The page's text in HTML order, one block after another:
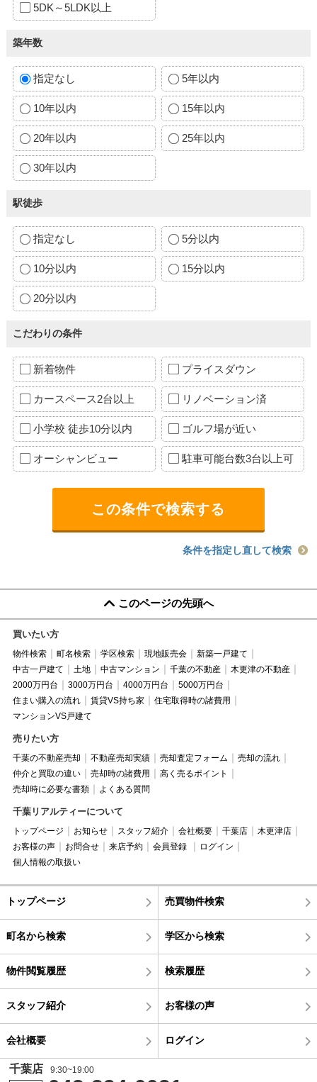
5DK～5LDK以上
築年数
指定なし 5年以内
10年以内 15年以内
20年以内 25年以内
30年以内
駅徒歩
指定なし 5分以内
10分以内 15分以内
20分以内
こだわりの条件
新着物件 プライスダウン
カースペース2台以上 リノベーション済
小学校 徒歩10分以内 ゴルフ場が近い
オーシャンビュー 駐車可能台数3台以上可
条件を指定し直して検索
このページの先頭へ
買いたい方
物件検索 町名検索 学区検索 現地販売会
新築一戸建て
中古一戸建て
土地 中古マンション 千葉の不動産
木更津の不動産
2000万円台
3000万円台 4000万円台
5000万円台
住まい購入の流れ
賃貸VS持ち家
住宅取得時の諸費用
マンションVS戸建て
売りたい方
千葉の不動産売却 不動産売却実績 売却査定フォーム
売却の流れ
仲介と買取の違い
売却時の諸費用
高く売るポイント
売却時に必要な書類
よくある質問
千葉リアルティーについて
トップページ お知らせ スタッフ紹介 会社概要 千葉店
木更津店
お客様の声
お問合せ 来店予約 会員登録
ログイン
個人情報の取扱い
トップページ 売買物件検索
町名から検索 学区から検索
物件閲覧履歴 検索履歴
スタッフ紹介 お客様の声
会社概要 ログイン
千葉店 9:30~19:00